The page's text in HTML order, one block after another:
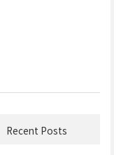
Recent Posts